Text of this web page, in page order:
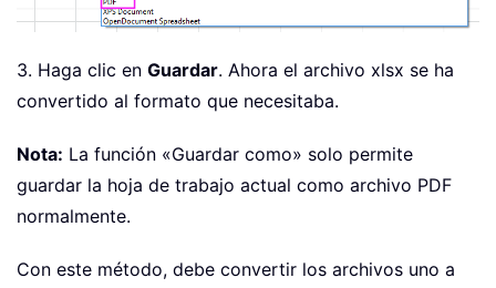
3. Haga clic en Guardar. Ahora el archivo xlsx se ha
convertido al formato que necesitaba.
Nota: La función «Guardar como» solo permite
guardar la hoja de trabajo actual como archivo PDF
normalmente.
Con este método, debe convertir los archivos uno a